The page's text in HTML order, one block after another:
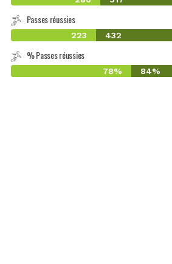
Passes réussies
223 432
% Passes réussies
78% 84%